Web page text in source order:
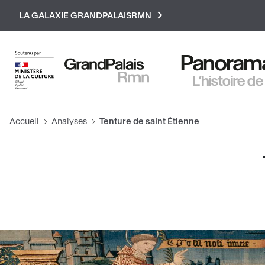
LA GALAXIE GRANDPALAISRMN
L’histoire
Accueil Analyses Tenture de saint Étienne